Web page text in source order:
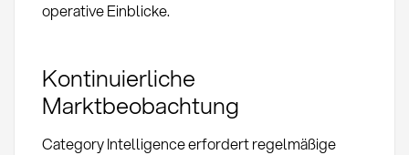
operative Einblicke.
Kontinuierliche
Marktbeobachtung
Category Intelligence erfordert regelmäßige